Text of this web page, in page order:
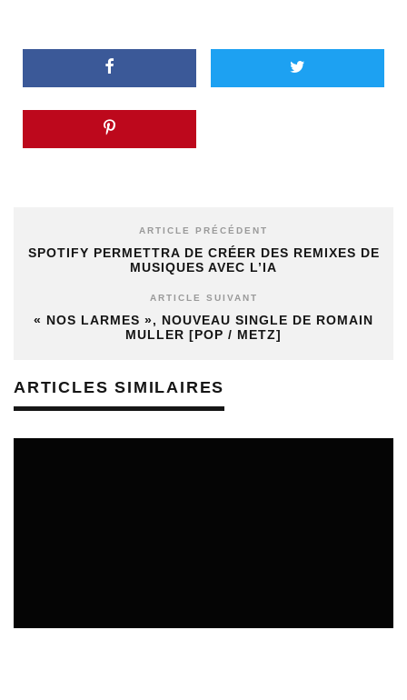
ARTICLE PRÉCÉDENT
SPOTIFY PERMETTRA DE CRÉER DES REMIXES DE
MUSIQUES AVEC L’IA
ARTICLE SUIVANT
« NOS LARMES », NOUVEAU SINGLE DE ROMAIN
MULLER [POP / METZ]
ARTICLES SIMILAIRES